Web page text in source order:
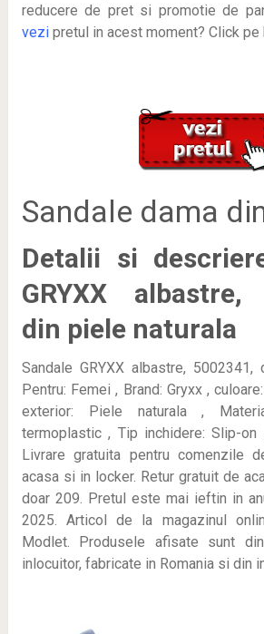
reducere de pret si promotie de
vezi pretul in acest moment? Click pe
Sandale dama
Detalii si
GRYXX albastre,
din piele naturala
Sandale GRYXX albastre,
Pentru: Femei , Brand: Gryxx ,
exterior: Piele naturala ,
termoplastic , Tip inchidere: Slip-on
Livrare gratuita pentru comenzile
acasa si in locker. Retur gratuit de
doar 209. Pretul este mai ieftin in
2025. Articol de la magazinul
Modlet. Produsele afisate sunt
inlocuitor, fabricate in Romania si din